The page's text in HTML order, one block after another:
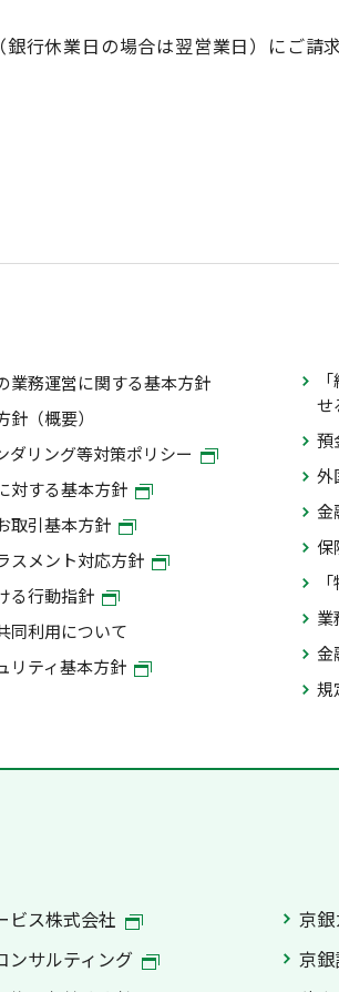
休業日の場合は翌営業日）にご請
業務運営に関する基本方針
（概要）
ダリング等対策ポリシー
対する基本方針
取引基本方針
スメント対応方針
る行動指針
同利用について
リティ基本方針
せ
預
外
金
保
業
金
規
ビス株式会社
京
ンサルティング
京